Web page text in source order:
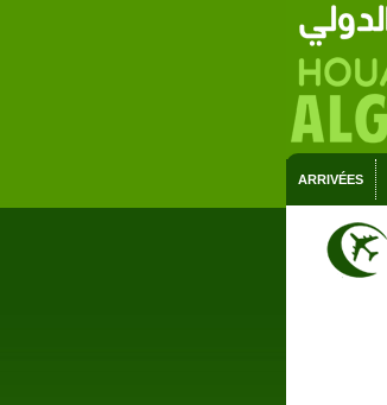
ARRIVÉES